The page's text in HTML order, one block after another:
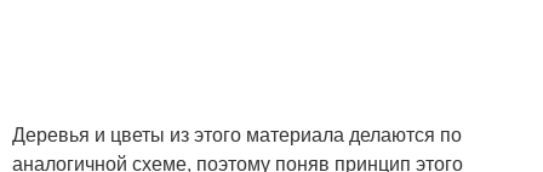
Деревья и цветы из этого материала делаются по
аналогичной схеме, поэтому поняв принцип этого